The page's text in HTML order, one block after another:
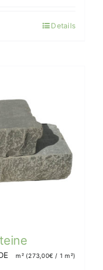
Details
m² (273,00€ / 1 m²)